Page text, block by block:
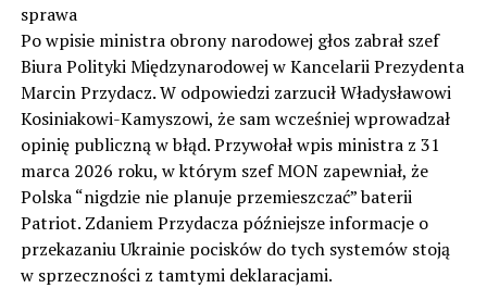
sprawa
Po wpisie ministra obrony narodowej głos zabrał szef
Biura Polityki Międzynarodowej w Kancelarii Prezydenta
Marcin Przydacz. W odpowiedzi zarzucił Władysławowi
Kosiniakowi-Kamyszowi, że sam wcześniej wprowadzał
opinię publiczną w błąd. Przywołał wpis ministra z 31
marca 2026 roku, w którym szef MON zapewniał, że
Polska “nigdzie nie planuje przemieszczać” baterii
Patriot. Zdaniem Przydacza późniejsze informacje o
przekazaniu Ukrainie pocisków do tych systemów stoją
w sprzeczności z tamtymi deklaracjami.